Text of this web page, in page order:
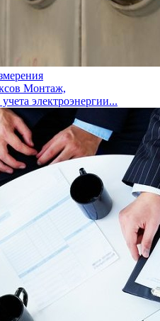
Монтаж,
электроэнергии...